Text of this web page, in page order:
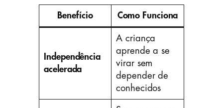
Benefício Como Funciona
Independência
acelerada
A criança
aprende a se
virar sem
depender de
conhecidos